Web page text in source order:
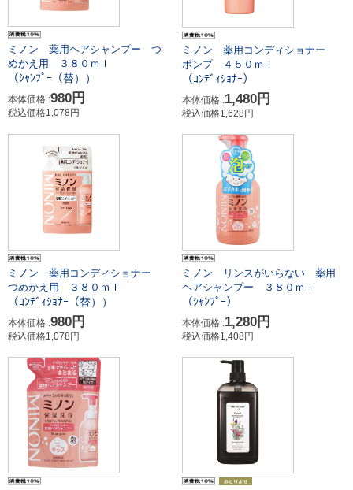
ミノン 薬用ヘアシャンプー つ
めかえ用 ３８０ｍｌ
（ｼｬﾝﾌﾟｰ（替））
本体価格 :980円
税込価格1,078円
ミノン 薬用コンディショナー
ポンプ ４５０ｍｌ
（ｺﾝﾃﾞｨｼｮﾅｰ）
本体価格 :1,480円
税込価格1,628円
ミノン 薬用コンディショナー
つめかえ用 ３８０ｍｌ
（ｺﾝﾃﾞｨｼｮﾅｰ（替））
本体価格 :980円
税込価格1,078円
ミノン リンスがいらない 薬用
ヘアシャンプー ３８０ｍｌ
（ｼｬﾝﾌﾟｰ）
本体価格 :1,280円
税込価格1,408円